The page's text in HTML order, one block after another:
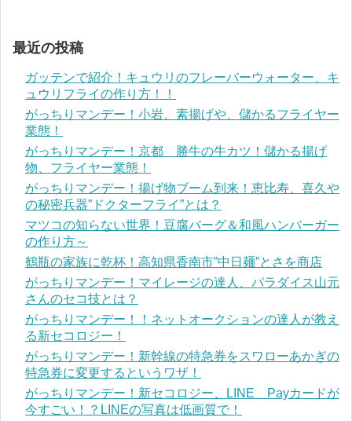
最近の投稿
ガッテンで紹介！キュウリのフレーバーウォーター、キ
ュウリフライの作り方！！
がっちりマンデー！小岩、素揚げや、儲かるフライヤー
業態！
がっちりマンデー！京都 勝牛の牛カツ！儲かる揚げ
物、フライヤー業態！
がっちりマンデー！揚げ物ブーム到来！恵比寿、喜久や
の秘密兵器”ドクターフライ”とは？
マツコの知らない世界！豆腐バーグ＆和風ハンバーガー
の作り方～
鶴瓶の家族に乾杯！高知県香南市”中日麺”とさを商店
がっちりマンデー！マイレージの達人、パラダイス山元
さんのセコ技とは？
がっちりマンデー！！ネットオークションの達人が教え
る新セコロジー！
がっちりマンデー！新幹線の特急券をスワローあかぎの
特急券に変更するというワザ！
がっちりマンデー！新セコロジー、LINE Payカードが
今すごい！？LINEの写真は低画質で！